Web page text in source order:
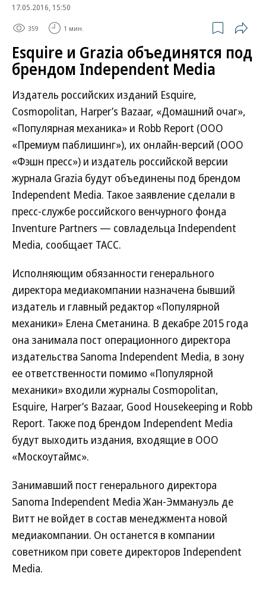
17.05.2016, 15:50
359 1 мин.
Esquire и Grazia объединятся под
брендом Independent Media
Издатель российских изданий Esquire,
Cosmopolitan, Harper’s Bazaar, «Домашний очаг»,
«Популярная механика» и Robb Report (ООО
«Премиум паблишинг»), их онлайн-версий (ООО
«Фэшн пресс») и издатель российской версии
журнала Grazia будут объединены под брендом
Independent Media. Такое заявление сделали в
пресс-службе российского венчурного фонда
Inventure Partners — совладельца Independent
Media, сообщает ТАСС.
Исполняющим обязанности генерального
директора медиакомпании назначена бывший
издатель и главный редактор «Популярной
механики» Елена Сметанина. В декабре 2015 года
она занимала пост операционного директора
издательства Sanoma Independent Media, в зону
ее ответственности помимо «Популярной
механики» входили журналы Cosmopolitan,
Esquire, Harper’s Bazaar, Good Housekeeping и Robb
Report. Также под брендом Independent Media
будут выходить издания, входящие в ООО
«Москоутаймс».
Занимавший пост генерального директора
Sanoma Independent Media Жан-Эммануэль де
Витт не войдет в состав менеджмента новой
медиакомпании. Он останется в компании
советником при совете директоров Independent
Media.